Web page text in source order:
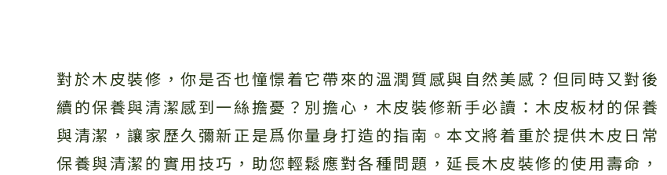
對於木皮裝修，你是否也憧憬着它帶來的溫潤質感與自然美感？但同時又對後
續的保養與清潔感到一絲擔憂？別擔心，木皮裝修新手必讀：木皮板材的保養
與清潔，讓家歷久彌新正是爲你量身打造的指南。本文將着重於提供木皮日常
保養與清潔的實用技巧，助您輕鬆應對各種問題，延長木皮裝修的使用壽命，